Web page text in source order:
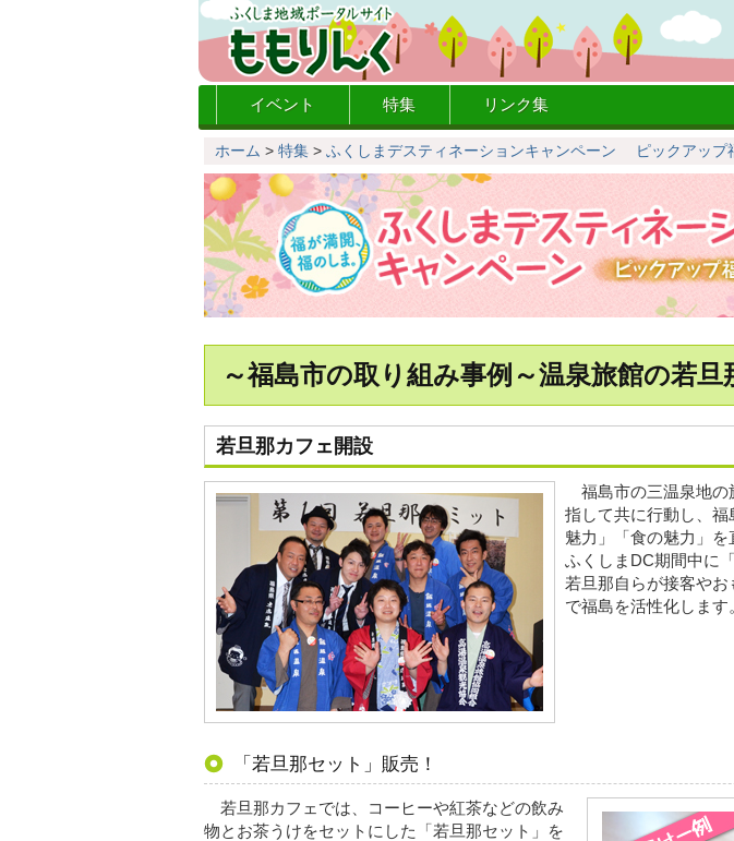
イベント 特集 リンク集
ホーム >特集 >ふくしまデスティネーションキャンペーン ピックアップ
～福島市の取り組み事例～温泉旅館の若
若旦那カフェ開設
福島市の三温泉地の
指して共に行動し、
魅力」「食の魅力」を
ふくしまDC期間中に
若旦那自らが接客や
で福島を活性化します
「若旦那セット」販売！
若旦那カフェでは、コーヒーや紅茶などの飲み
物とお茶うけをセットにした「若旦那セット」を